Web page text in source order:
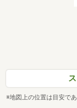
※地図上の位置は目安で